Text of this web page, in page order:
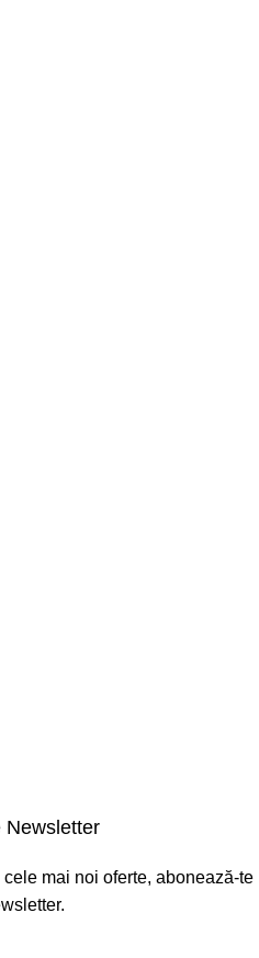
Newsletter
mai noi oferte, abonează-te